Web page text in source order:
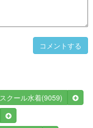
コメントする
スクール水着(9059)